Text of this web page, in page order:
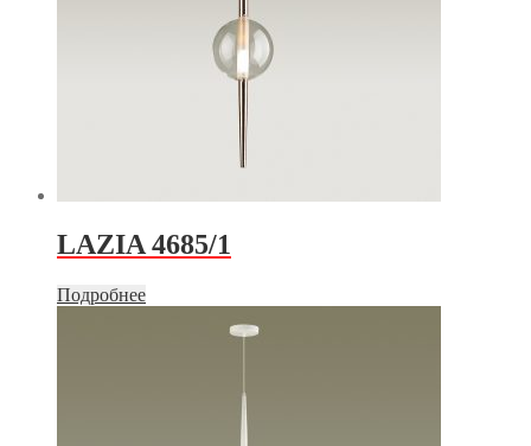
LAZIA 4685/1
Подробнее